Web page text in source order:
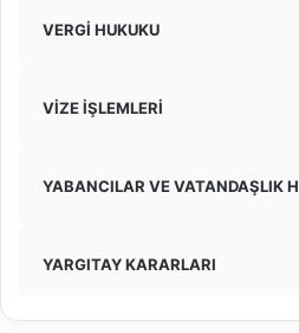
VERGİ HUKUKU
VİZE İŞLEMLERİ
YABANCILAR VE VATANDAŞLIK
YARGITAY KARARLARI